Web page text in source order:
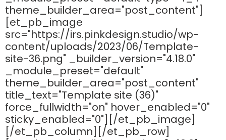
theme_builder_area="post_content"]
[et_pb_image
src="https://irs.pinkdesign.studio/wp-
content/uploads/2023/06/Template-
site-36.png" _builder_version="4.18.0"
_module_preset="default"
theme_builder_area="post_content"
title_text="Template site (36)"
force_fullwidth="on" hover_enabled="0"
sticky_enabled="0"][/et_pb_image]
[/et_pb_column][/et_pb_row]